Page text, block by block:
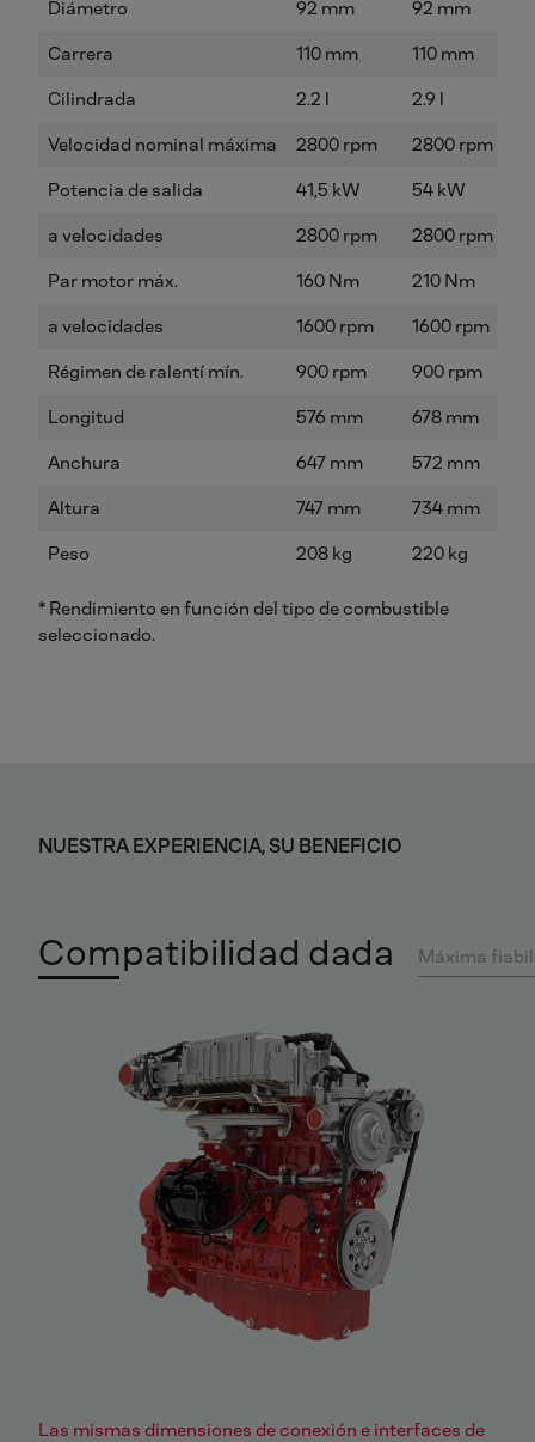
Diámetro 92 mm 92 mm
Carrera 110 mm 110 mm
Cilindrada 2.2 l 2.9 l
Velocidad nominal máxima 2800 rpm 2800 rpm
Potencia de salida 41,5 kW 54 kW
a velocidades 2800 rpm 2800 rpm
Par motor máx. 160 Nm 210 Nm
a velocidades 1600 rpm 1600 rpm
Régimen de ralentí mín. 900 rpm 900 rpm
Longitud 576 mm 678 mm
Anchura 647 mm 572 mm
Altura 747 mm 734 mm
Peso 208 kg 220 kg
* Rendimiento en función del tipo de combustible
seleccionado.
NUESTRA EXPERIENCIA, SU BENEFICIO
Compatibilidad dada Máxima
Las mismas dimensiones de conexión e interfaces de